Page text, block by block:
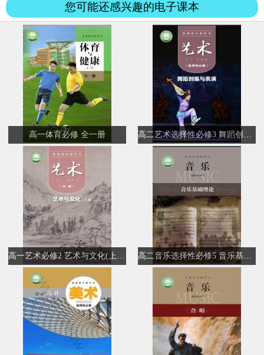
您可能还感兴趣的电子课本
高一体育必修 全一册
高二音乐选择性必修5 音乐基础理论